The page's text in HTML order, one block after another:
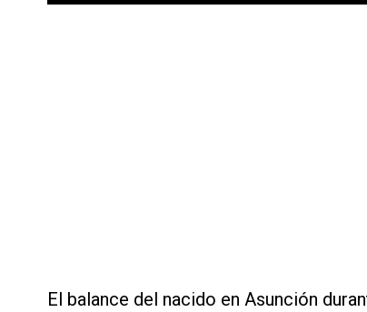
El balance del nacido en Asunción